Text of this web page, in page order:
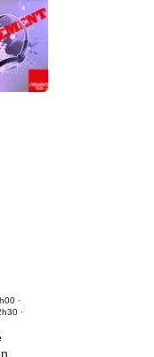
·
·